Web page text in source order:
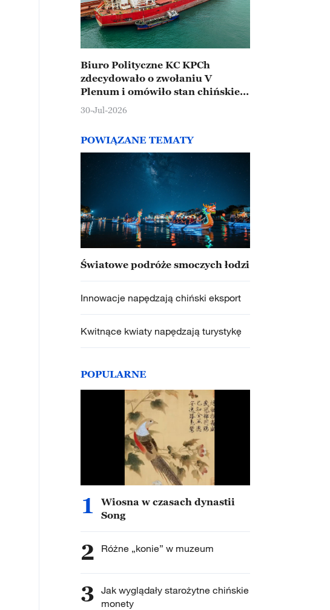
Biuro Polityczne KC KPCh
zdecydowało o zwołaniu V
Plenum i omówiło stan chińskiej
gospodarki
30-Jul-2026
POWIĄZANE TEMATY
Światowe podróże smoczych łodzi
Innowacje napędzają chiński eksport
Kwitnące kwiaty napędzają turystykę
POPULARNE
1
Wiosna w czasach dynastii
Song
2 Różne „konie” w muzeum
3 Jak wyglądały starożytne chińskie
monety